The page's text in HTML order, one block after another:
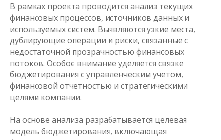
В рамках проекта проводится анализ текущих
финансовых процессов, источников данных и
используемых систем. Выявляются узкие места,
дублирующие операции и риски, связанные с
недостаточной прозрачностью финансовых
потоков. Особое внимание уделяется связке
бюджетирования с управленческим учетом,
финансовой отчетностью и стратегическими
целями компании.
На основе анализа разрабатывается целевая
модель бюджетирования, включающая